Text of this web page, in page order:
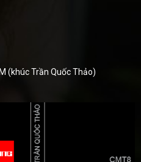
(khúc Trần Quốc Thảo)